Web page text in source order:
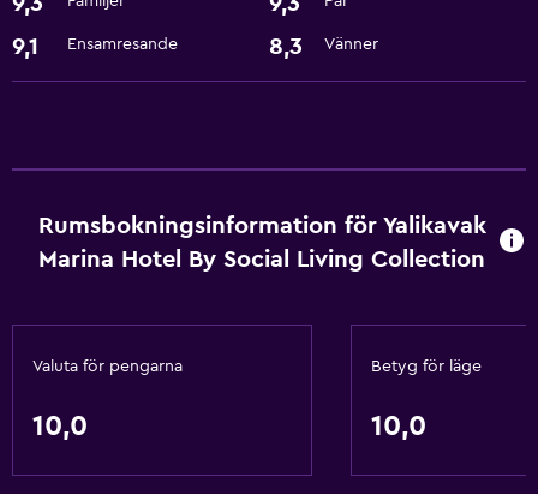
Vinturer
Fiske
Snorkling
Tjänster och bekvämligheter
Mötesrum
9,1 Ensamresande 8,3 Vänner
Rumsbokningsinformation för Yalikavak
Marina Hotel By Social Living Collection
Valuta för pengarna
10,0
Betyg för läge
10,0